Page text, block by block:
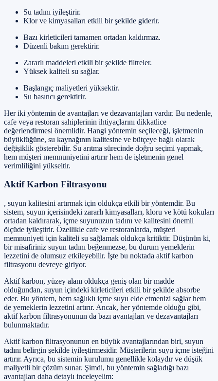
Su tadını iyileştirir.
Klor ve kimyasalları etkili bir şekilde giderir.
Bazı kirleticileri tamamen ortadan kaldırmaz.
Düzenli bakım gerektirir.
Zararlı maddeleri etkili bir şekilde filtreler.
Yüksek kaliteli su sağlar.
Başlangıç maliyetleri yüksektir.
Su basıncı gerektirir.
Her iki yöntemin de avantajları ve dezavantajları vardır. Bu nedenle,
cafe veya restoran sahiplerinin ihtiyaçlarını dikkatlice
değerlendirmesi önemlidir. Hangi yöntemin seçileceği, işletmenin
büyüklüğüne, su kaynağının kalitesine ve bütçeye bağlı olarak
değişiklik gösterebilir. Su arıtma sürecinde doğru seçimi yapmak,
hem müşteri memnuniyetini artırır hem de işletmenin genel
verimliliğini yükseltir.
Aktif Karbon Filtrasyonu
, suyun kalitesini artırmak için oldukça etkili bir yöntemdir. Bu
sistem, suyun içerisindeki zararlı kimyasalları, kloru ve kötü kokuları
ortadan kaldırarak, içme suyunuzun tadını ve kalitesini önemli
ölçüde iyileştirir. Özellikle cafe ve restoranlarda, müşteri
memnuniyeti için kaliteli su sağlamak oldukça kritiktir. Düşünün ki,
bir misafiriniz suyun tadını beğenmezse, bu durum yemeklerin
lezzetini de olumsuz etkileyebilir. İşte bu noktada aktif karbon
filtrasyonu devreye giriyor.
Aktif karbon, yüzey alanı oldukça geniş olan bir madde
olduğundan, suyun içindeki kirleticileri etkili bir şekilde absorbe
eder. Bu yöntem, hem sağlıklı içme suyu elde etmenizi sağlar hem
de yemeklerin lezzetini artırır. Ancak, her yöntemde olduğu gibi,
aktif karbon filtrasyonunun da bazı avantajları ve dezavantajları
bulunmaktadır.
Aktif karbon filtrasyonunun en büyük avantajlarından biri, suyun
tadını belirgin şekilde iyileştirmesidir. Müşterilerin suyu içme isteğini
artırır. Ayrıca, bu sistemin kurulumu genellikle kolaydır ve düşük
maliyetli bir çözüm sunar. Şimdi, bu yöntemin sağladığı bazı
avantajları daha detaylı inceleyelim: